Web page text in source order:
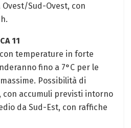
Ovest/Sud-Ovest, con
11
temperature in forte
fino a 7°C per le
Possibilità di
con accumuli previsti intorno
da Sud-Est, con raffiche